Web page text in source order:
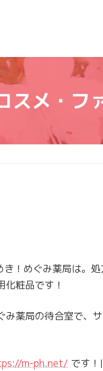
スメ・フ
！めぐみ薬局は。処
粧品です！
薬局の待合室で、サ
m-ph.net/ です！